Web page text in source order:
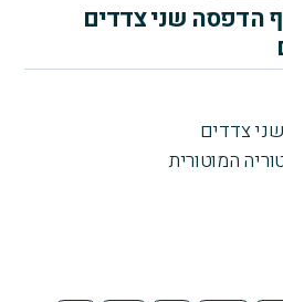
הדפסה שני צדדים
צדדים
המוטורית